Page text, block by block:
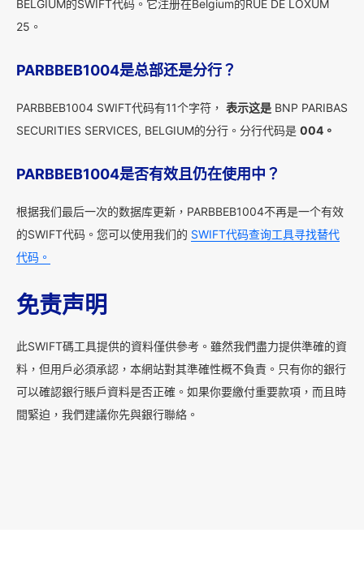
BELGIUM的SWIFT代码。它注册在Belgium的RUE DE LOXUM
25。
PARBBEB1004是总部还是分行？
PARBBEB1004 SWIFT代码有11个字符， 表示这是 BNP PARIBAS
SECURITIES SERVICES, BELGIUM的分行。分行代码是 004。
PARBBEB1004是否有效且仍在使用中？
根据我们最后一次的数据库更新，PARBBEB1004不再是一个有效
的SWIFT代码。您可以使用我们的 SWIFT代码查询工具寻找替代
代码。
免责声明
此SWIFT碼工具提供的資料僅供參考。雖然我們盡力提供準確的資
料，但用戶必須承認，本網站對其準確性概不負責。只有你的銀行
可以確認銀行賬戶資料是否正確。如果你要繳付重要款項，而且時
間緊迫，我們建議你先與銀行聯絡。